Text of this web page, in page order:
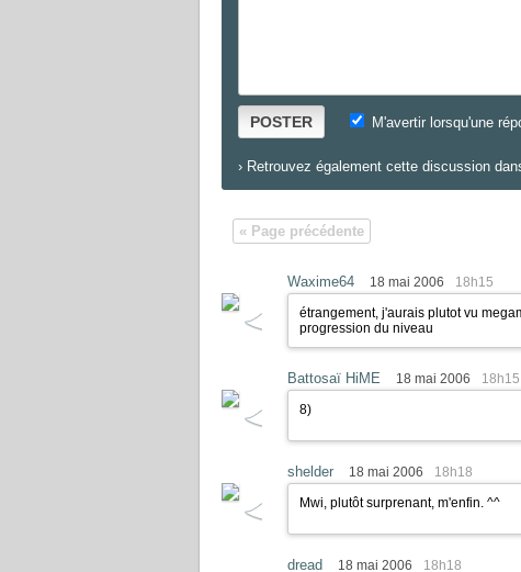
POSTER M'avertir lorsqu'une
› Retrouvez également cette discussion
« Page précédente
Waxime64 18 mai 2006 18h15
étrangement, j'aurais plutot vu
progression du niveau
Battosaï HiME 18 mai 2006 18h15
8)
shelder 18 mai 2006 18h18
Mwi, plutôt surprenant, m'enfin. ^^
dread 18 mai 2006 18h18